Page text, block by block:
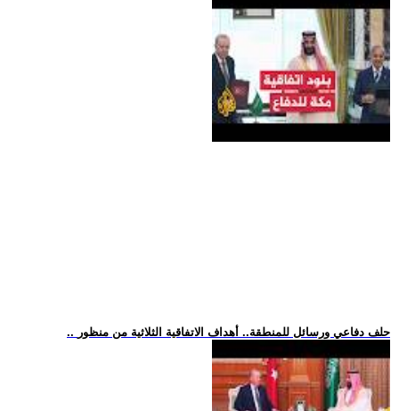
.. حلف دفاعي ورسائل للمنطقة.. أهداف الاتفاقية الثلاثية من منظور